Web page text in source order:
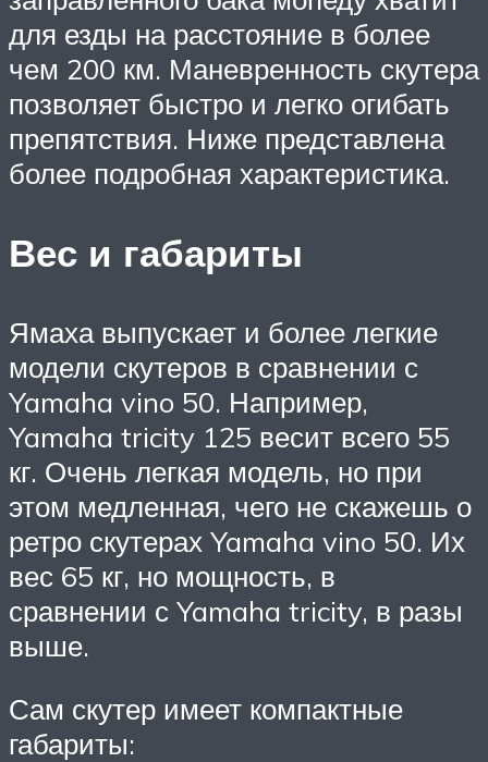
для езды на расстояние в более
чем 200 км. Маневренность скутера
позволяет быстро и легко огибать
препятствия. Ниже представлена
более подробная характеристика.
Вес и габариты
Ямаха выпускает и более легкие
модели скутеров в сравнении с
Yamaha vino 50. Например,
Yamaha tricity 125 весит всего 55
кг. Очень легкая модель, но при
этом медленная, чего не скажешь о
ретро скутерах Yamaha vino 50. Их
вес 65 кг, но мощность, в
сравнении с Yamaha tricity, в разы
выше.
Сам скутер имеет компактные
габариты: